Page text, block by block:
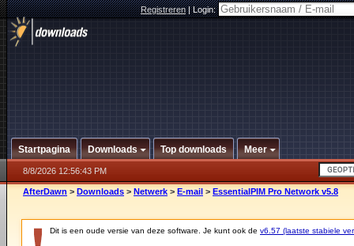
Registreren|Login:
Startpagina Downloads Top downloads Meer
8/8/2026 12:56:43 PM
AfterDawn > Downloads > Netwerk > E-mail > EssentialPIM Pro Network v5.8
Dit is een oude versie van deze software. Je kunt ook de v6.57 (laatste stabiele